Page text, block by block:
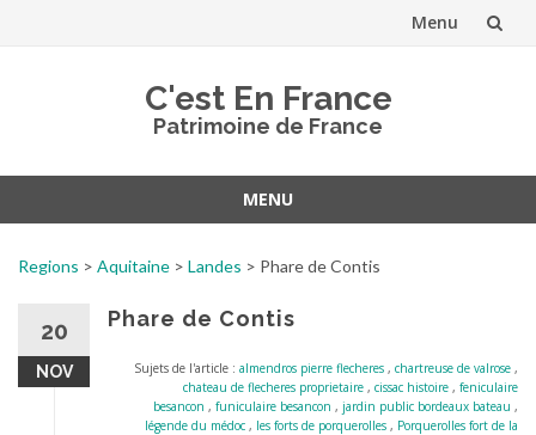
Menu
C'est En France
Patrimoine de France
MENU
Regions > Aquitaine > Landes > Phare de Contis
20
NOV
Phare de Contis
Sujets de l'article : almendros pierre flecheres , chartreuse de valrose ,
chateau de flecheres proprietaire , cissac histoire , feniculaire
besancon , funiculaire besancon , jardin public bordeaux bateau ,
légende du médoc , les forts de porquerolles , Porquerolles fort de la